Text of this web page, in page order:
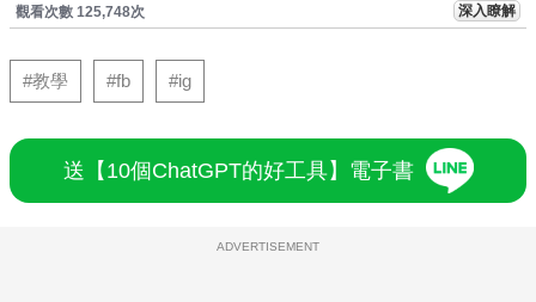
觀看次數 125,748次 深入瞭解
#教學 #fb #ig
送【10個ChatGPT的好工具】電子書
ADVERTISEMENT